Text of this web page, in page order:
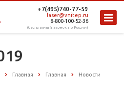
+7(495)740-77-59
laser@vnitep.ru
8-800-100-52-36
(бесплатный звонок по России)
Главная Главная Новости